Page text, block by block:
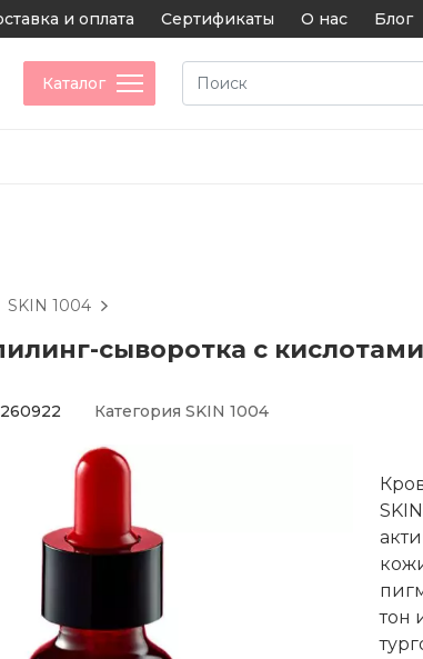
и оплата Сертификаты О нас Блог
Каталог
SKIN 1004
сыворотка с
Категория SKIN 1004
тон